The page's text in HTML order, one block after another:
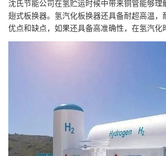
沈氏节能公司在氢贮运时候中带来铜管能够理
翅式板换器。氢汽化板换器还具备耐超高温
优点和缺点，如果还具备高准确性，在氢汽化